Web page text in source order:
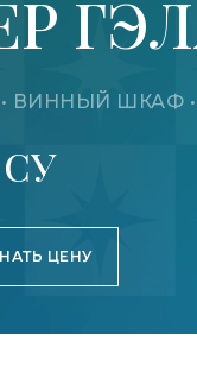
• ВИННЫЙ
ЦЕНУ